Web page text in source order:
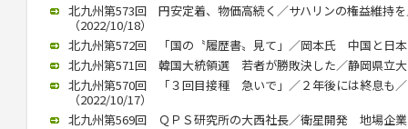
北九州第573回 円安定着、物価高続く／サハリンの権益維持
（2022/10/18）
北九州第572回 「国の〝履歴書〟見て」／岡本氏 中国と日
北九州第571回 韓国大統領選 若者が勝敗決した／静岡県立
北九州第570回 「３回目接種 急いで」／２年後には終息も
（2022/10/17）
北九州第569回 ＱＰＳ研究所の大西社長／衛星開発 地場企